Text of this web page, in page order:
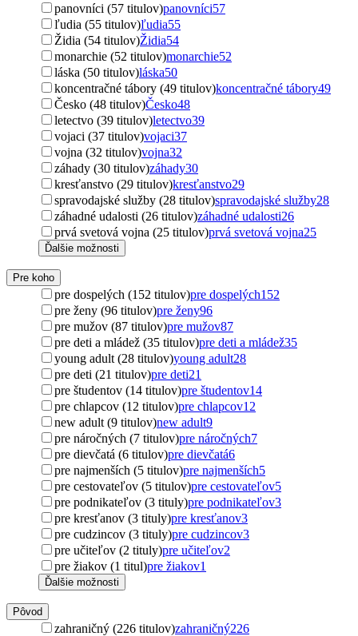
panovníci (57 titulov)panovníci57
ľudia (55 titulov)ľudia55
Židia (54 titulov)Židia54
monarchie (52 titulov)monarchie52
láska (50 titulov)láska50
koncentračné tábory (49 titulov)koncentračné tábory49
Česko (48 titulov)Česko48
letectvo (39 titulov)letectvo39
vojaci (37 titulov)vojaci37
vojna (32 titulov)vojna32
záhady (30 titulov)záhady30
kresťanstvo (29 titulov)kresťanstvo29
spravodajské služby (28 titulov)spravodajské služby28
záhadné udalosti (26 titulov)záhadné udalosti26
prvá svetová vojna (25 titulov)prvá svetová vojna25
Ďalšie možnosti
Pre koho
pre dospelých (152 titulov)pre dospelých152
pre ženy (96 titulov)pre ženy96
pre mužov (87 titulov)pre mužov87
pre deti a mládež (35 titulov)pre deti a mládež35
young adult (28 titulov)young adult28
pre deti (21 titulov)pre deti21
pre študentov (14 titulov)pre študentov14
pre chlapcov (12 titulov)pre chlapcov12
new adult (9 titulov)new adult9
pre náročných (7 titulov)pre náročných7
pre dievčatá (6 titulov)pre dievčatá6
pre najmenších (5 titulov)pre najmenších5
pre cestovateľov (5 titulov)pre cestovateľov5
pre podnikateľov (3 tituly)pre podnikateľov3
pre kresťanov (3 tituly)pre kresťanov3
pre cudzincov (3 tituly)pre cudzincov3
pre učiteľov (2 tituly)pre učiteľov2
pre žiakov (1 titul)pre žiakov1
Ďalšie možnosti
Pôvod
zahraničný (226 titulov)zahraničný226